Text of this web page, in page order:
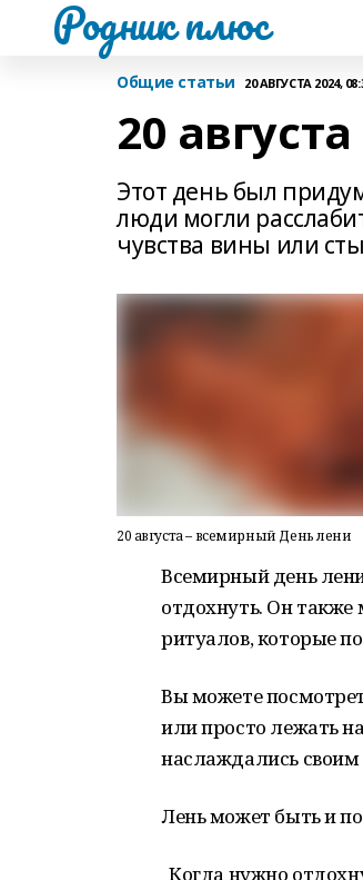
Родник плюс
Общие статьи 20 АВГУСТА 2024,
20
Этот день был
люди могли
чувства вины или
20 августа – всемирный День лени
Всемирный день
отдохнуть. Он
ритуалов, которые
Вы можете
или просто лежать
наслаждались
Лень может быть и
Когда нужно